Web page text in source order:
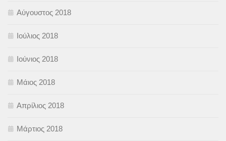
Αύγουστος 2018
Ιούλιος 2018
Ιούνιος 2018
Μάιος 2018
Απρίλιος 2018
Μάρτιος 2018